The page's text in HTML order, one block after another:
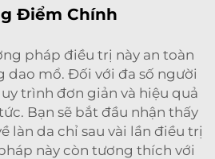
Điểm Chính
pháp điều trị này an toàn
dao mổ. Đối với đa số người
trình đơn giản và hiệu quả
Bạn sẽ bắt đầu nhận thấy
làn da chỉ sau vài lần điều trị
này còn tương thích với